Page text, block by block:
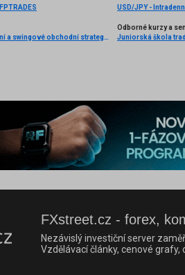
FPTRADES
USD/JPY -
Kniha "FOREX – Ziskové intradenní a swingové obchodní strategie" od Kathy Lien vychází v češtině!
Odborné kurzy a
Juniorská škola
FXstreet.cz - forex,
Nezávislý investiční server
Vzdělávací články, cenové